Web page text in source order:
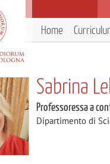
Home
Sabrina
Professoressa a
Dipartimento di